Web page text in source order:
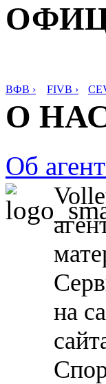
ВФВ › FIVB ›
О
Об
на